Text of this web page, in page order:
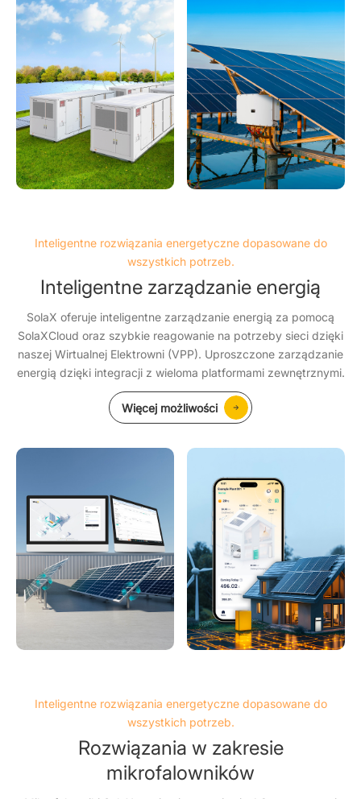
Inteligentne rozwiązania energetyczne dopasowane do
wszystkich potrzeb.
Inteligentne zarządzanie energią
SolaX oferuje inteligentne zarządzanie energią za pomocą
SolaXCloud oraz szybkie reagowanie na potrzeby sieci dzięki
naszej Wirtualnej Elektrowni (VPP). Uproszczone zarządzanie
energią dzięki integracji z wieloma platformami zewnętrznymi.
Więcej możliwości
Inteligentne rozwiązania energetyczne dopasowane do
wszystkich potrzeb.
Rozwiązania w zakresie
mikrofalowników